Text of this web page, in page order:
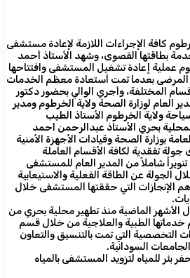
كافة الإجراءات اللازمة لإعادة مستشفى
بطاقتها القصوى، وشهد الأستاذ أحمد
عملية إعادة تشغيل المستشفى وافتتاحها
المرضى بعدما تمت أستعادة معظم الخدمات
المختلفة، وأجري الوالي بحضور دكتور
العام لوزارة الصحة ولاية الخرطوم ومدير
ولاية الخرطوم الأستاذ الطيب
بحري الأستاذ عبدالرحمن احمد
بوزارة الصحة وقيادات الأجهزة الأمنية
تفقدية لكافة الأقسام العاملة
شاملاً من المدير العام للمستشفى
الجولة عن الطاقة الفعلية والاستيعابية
التي حققتها المستشفى خلال
الماضية منذ تطهير محلية بحري من
خدماتها الطبية والعلاجية من خلال قسم
التخصصية التي تمت بالتنسيق والتعاون
السودانية.
بئر للمياه لتزويد المستشفى بالمياه